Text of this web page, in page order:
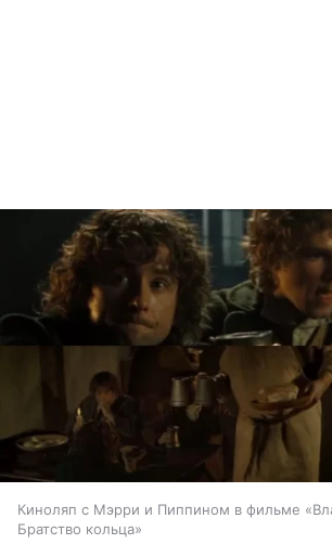
Киноляп с Мэрри и Пиппином в фильме
Братство кольца»